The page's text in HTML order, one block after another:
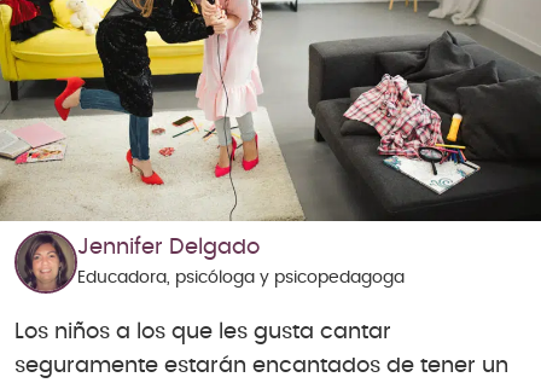
Jennifer Delgado
Educadora, psicóloga y psicopedagoga
Los niños a los que les gusta cantar
seguramente estarán encantados de tener un